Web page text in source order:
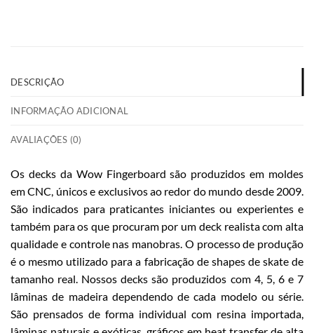
DESCRIÇÃO
INFORMAÇÃO ADICIONAL
AVALIAÇÕES (0)
Os decks da Wow Fingerboard são produzidos em moldes
em CNC, únicos e exclusivos ao redor do mundo desde 2009.
São indicados para praticantes iniciantes ou experientes e
também para os que procuram por um deck realista com alta
qualidade e controle nas manobras. O processo de produção
é o mesmo utilizado para a fabricação de shapes de skate de
tamanho real. Nossos decks são produzidos com 4, 5, 6 e 7
lâminas de madeira dependendo de cada modelo ou série.
São prensados de forma individual com resina importada,